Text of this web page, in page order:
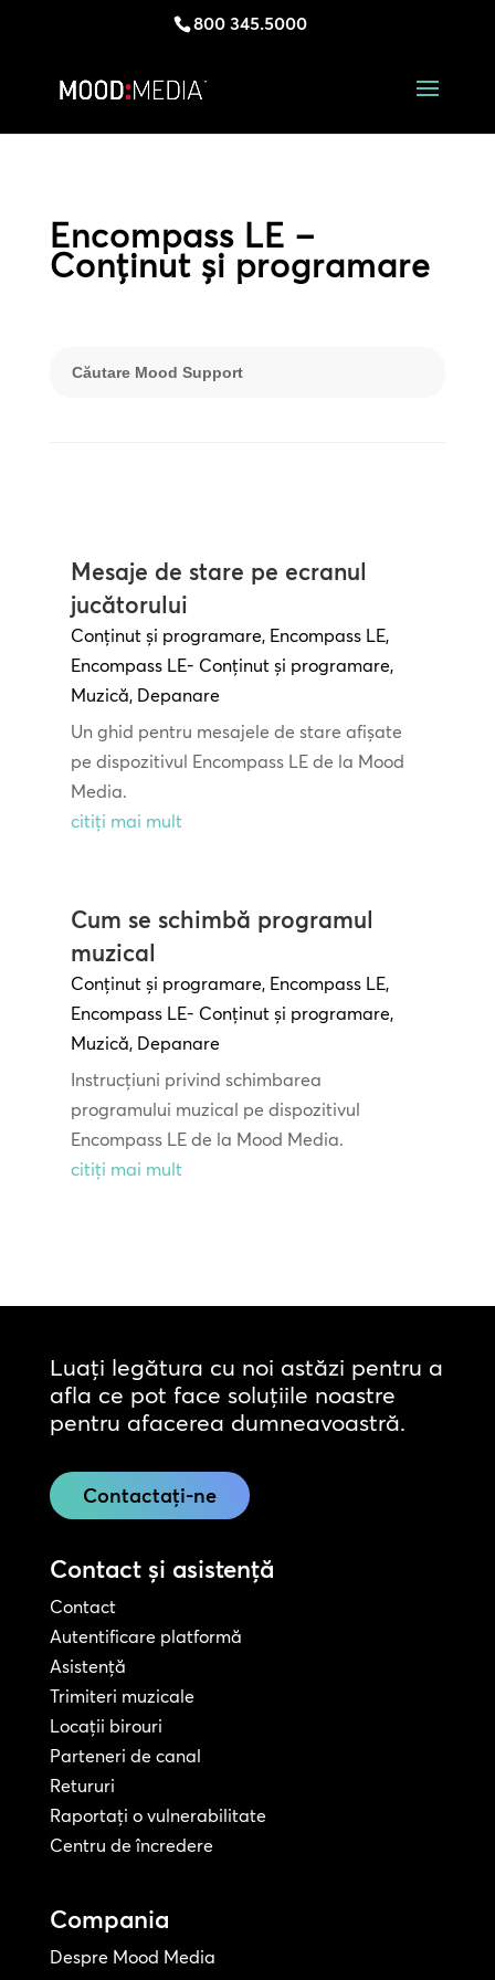
800 345.5000
Encompass LE –
Conținut și programare
Mesaje de stare pe ecranul
jucătorului
Conținut și programare, Encompass LE,
Encompass LE- Conținut și programare,
Muzică, Depanare
Un ghid pentru mesajele de stare afișate
pe dispozitivul Encompass LE de la Mood
Media.
citiți mai mult
Cum se schimbă programul
muzical
Conținut și programare, Encompass LE,
Encompass LE- Conținut și programare,
Muzică, Depanare
Instrucțiuni privind schimbarea
programului muzical pe dispozitivul
Encompass LE de la Mood Media.
citiți mai mult
Luați legătura cu noi astăzi pentru a
afla ce pot face soluțiile noastre
pentru afacerea dumneavoastră.
Contactați-ne
Contact și asistență
Contact
Autentificare platformă
Asistență
Trimiteri muzicale
Locații birouri
Parteneri de canal
Retururi
Raportați o vulnerabilitate
Centru de încredere
Compania
Despre Mood Media